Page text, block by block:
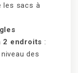
les sacs à
2 endroits :
des